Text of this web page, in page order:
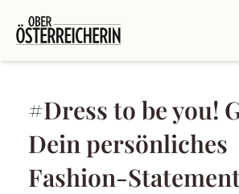
#Dress to be you!
Dein persönliches
Fashion-